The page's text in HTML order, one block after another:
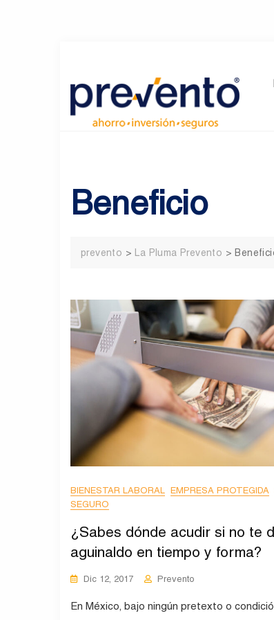
content
Beneficio
prevento > La Pluma Prevento >
BIENESTAR LABORAL EMPRESA PROTEGIDA
SEGURO
¿Sabes dónde acudir si no te
aguinaldo en tiempo y forma?
Dic 12, 2017 Prevento
En México, bajo ningún pretexto o